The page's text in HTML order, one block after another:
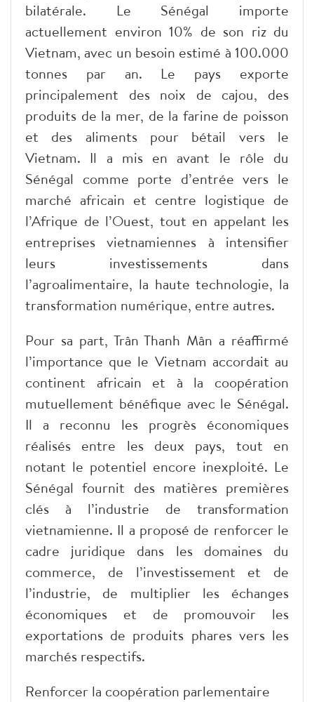
bilatérale. Le Sénégal importe
actuellement environ 10% de son riz du
Vietnam, avec un besoin estimé à 100.000
tonnes par an. Le pays exporte
principalement des noix de cajou, des
produits de la mer, de la farine de poisson
et des aliments pour bétail vers le
Vietnam. Il a mis en avant le rôle du
Sénégal comme porte d’entrée vers le
marché africain et centre logistique de
l’Afrique de l’Ouest, tout en appelant les
entreprises vietnamiennes à intensifier
leurs investissements dans
l’agroalimentaire, la haute technologie, la
transformation numérique, entre autres.
Pour sa part, Trân Thanh Mân a réaffirmé
l’importance que le Vietnam accordait au
continent africain et à la coopération
mutuellement bénéfique avec le Sénégal.
Il a reconnu les progrès économiques
réalisés entre les deux pays, tout en
notant le potentiel encore inexploité. Le
Sénégal fournit des matières premières
clés à l’industrie de transformation
vietnamienne. Il a proposé de renforcer le
cadre juridique dans les domaines du
commerce, de l’investissement et de
l’industrie, de multiplier les échanges
économiques et de promouvoir les
exportations de produits phares vers les
marchés respectifs.
Renforcer la coopération parlementaire